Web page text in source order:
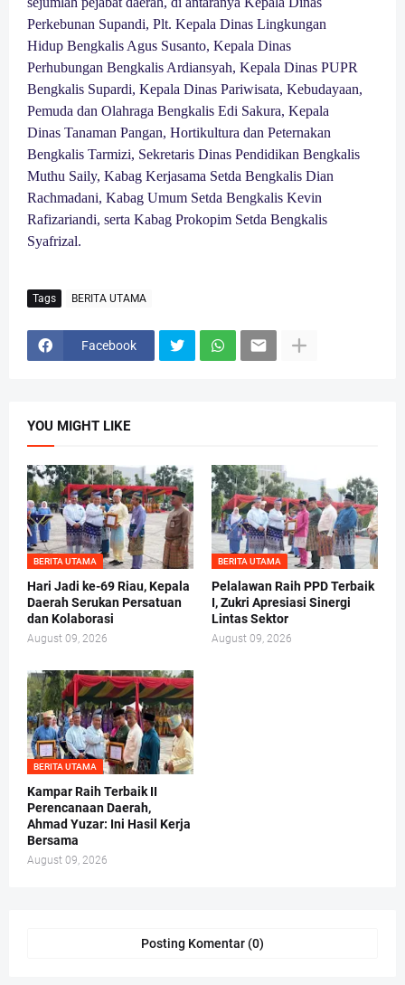
Perkebunan Supandi, Plt. Kepala Dinas Lingkungan
Hidup Bengkalis Agus Susanto, Kepala Dinas
Perhubungan Bengkalis Ardiansyah, Kepala Dinas PUPR
Bengkalis Supardi, Kepala Dinas Pariwisata, Kebudayaan,
Pemuda dan Olahraga Bengkalis Edi Sakura, Kepala
Dinas Tanaman Pangan, Hortikultura dan Peternakan
Bengkalis Tarmizi, Sekretaris Dinas Pendidikan Bengkalis
Muthu Saily, Kabag Kerjasama Setda Bengkalis Dian
Rachmadani, Kabag Umum Setda Bengkalis Kevin
Rafizariandi, serta Kabag Prokopim Setda Bengkalis
Syafrizal.
Tags BERITA UTAMA
Facebook
YOU MIGHT LIKE
BERITA UTAMA
Hari Jadi ke-69 Riau, Kepala
Daerah Serukan Persatuan
dan Kolaborasi
August 09, 2026
BERITA UTAMA
Pelalawan Raih PPD Terbaik
I, Zukri Apresiasi Sinergi
Lintas Sektor
August 09, 2026
BERITA UTAMA
Kampar Raih Terbaik II
Perencanaan Daerah,
Ahmad Yuzar: Ini Hasil Kerja
Bersama
August 09, 2026
Posting Komentar (0)